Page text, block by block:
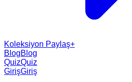
Koleksiyon Paylaş+
BlogBlog
QuizQuiz
GirişGiriş